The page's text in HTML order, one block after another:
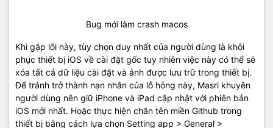
Bug mới làm crash macos
Khi gặp lỗi này, tùy chọn duy nhất của người dùng là khôi
phục thiết bị iOS về cài đặt gốc tuy nhiên việc này có thể sẽ
xóa tất cả dữ liệu cài đặt và ảnh được lưu trữ trong thiết bị.
Để tránh trở thành nạn nhân của lỗ hỏng này, Masri khuyên
người dùng nên giữ iPhone và iPad cập nhật với phiên bản
iOS mới nhất. Hoặc thực hiện chăn tên miền Github trong
thiết bị bằng cách lựa chọn Setting app > General >